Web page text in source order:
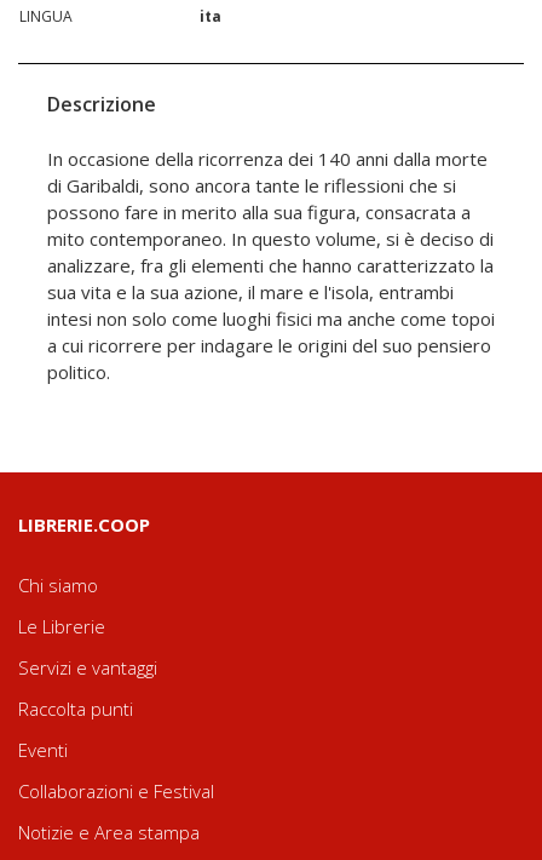
LINGUA
ita
Descrizione
In occasione della ricorrenza dei 140 anni dalla morte
di Garibaldi, sono ancora tante le riflessioni che si
possono fare in merito alla sua figura, consacrata a
mito contemporaneo. In questo volume, si è deciso di
analizzare, fra gli elementi che hanno caratterizzato la
sua vita e la sua azione, il mare e l'isola, entrambi
intesi non solo come luoghi fisici ma anche come topoi
a cui ricorrere per indagare le origini del suo pensiero
politico.
LIBRERIE.COOP
Chi siamo
Le Librerie
Servizi e vantaggi
Raccolta punti
Eventi
Collaborazioni e Festival
Notizie e Area stampa